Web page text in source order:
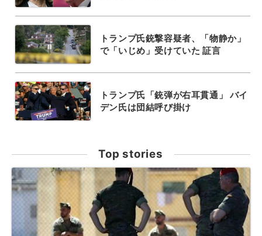
トランプ氏銃撃容疑者、「物静か」
で「いじめ」受けていた 証言
トランプ氏「銃弾が右耳貫通」 バイ
デン氏は団結呼び掛け
Top stories